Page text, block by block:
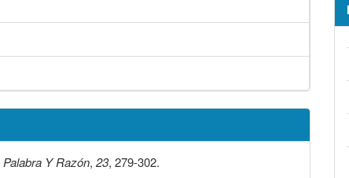
Palabra Y Razón, 23, 279-302.